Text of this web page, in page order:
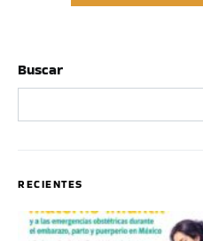
Buscar
RECIENTES